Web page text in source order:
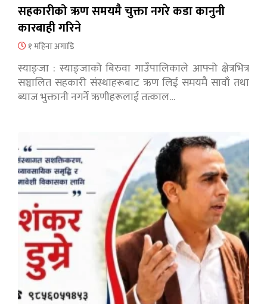
सहकारीको ऋण समयमै चुक्ता नगरे कडा कानुनी
कारबाही गरिने
१ महिना अगाडि
स्याङ्जा : स्याङ्जाको बिरुवा गाउँपालिकाले आफ्नो क्षेत्रभित्र
सञ्चालित सहकारी संस्थाहरूबाट ऋण लिई समयमै सावाँ तथा
ब्याज भुक्तानी नगर्ने ऋणीहरूलाई तत्काल…